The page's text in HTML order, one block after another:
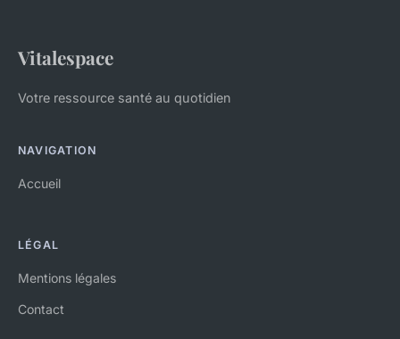
Vitalespace
Votre ressource santé au quotidien
NAVIGATION
Accueil
LÉGAL
Mentions légales
Contact